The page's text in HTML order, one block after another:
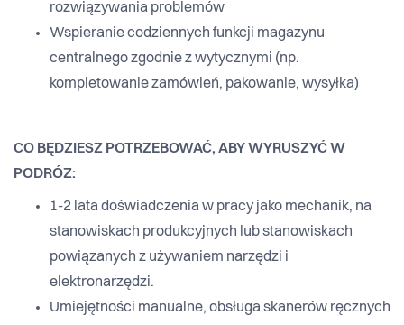
rozwiązywania problemów
Wspieranie codziennych funkcji magazynu
centralnego zgodnie z wytycznymi (np.
kompletowanie zamówień, pakowanie, wysyłka)
CO BĘDZIESZ POTRZEBOWAĆ, ABY WYRUSZYĆ W
PODRÓZ:
1-2 lata doświadczenia w pracy jako mechanik, na
stanowiskach produkcyjnych lub stanowiskach
powiązanych z używaniem narzędzi i
elektronarzędzi.
Umiejętności manualne, obsługa skanerów ręcznych